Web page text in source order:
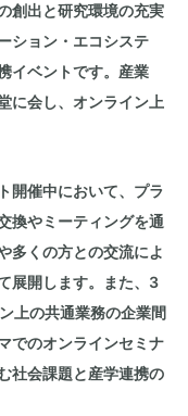
創出と研究環境の充実
ション・エコシステ
イベントです。産業
に会し、オンライン上
開催中において、プラ
換やミーティングを通
多くの方との交流によ
展開します。また、3
上の共通業務の企業間
でのオンラインセミナ
社会課題と産学連携の